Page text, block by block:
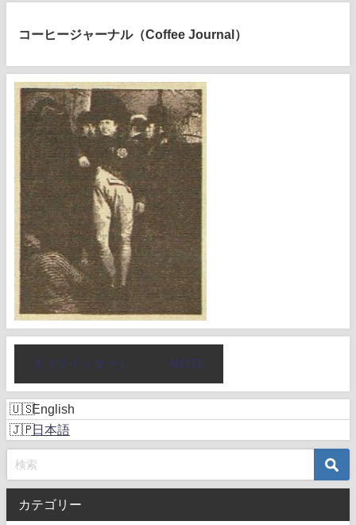
コーヒージャーナル（Coffee Journal）
X（ツイッター） NOTE
English
日本語
カテゴリー